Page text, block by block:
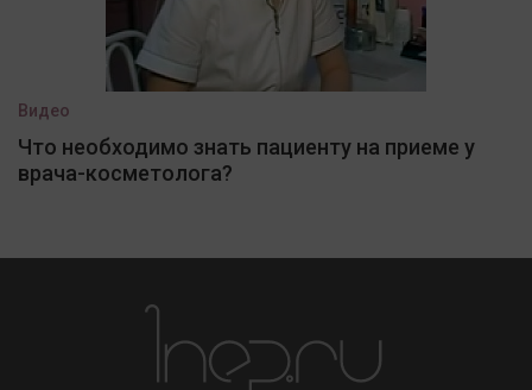
Видео
Что необходимо знать пациенту на приеме у
врача-косметолога?